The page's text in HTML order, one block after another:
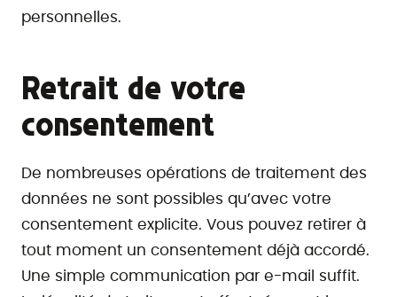
personnelles.
Retrait de votre
consentement
De nombreuses opérations de traitement des
données ne sont possibles qu’avec votre
consentement explicite. Vous pouvez retirer à
tout moment un consentement déjà accordé.
Une simple communication par e-mail suffit.